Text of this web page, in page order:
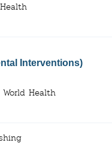
Interventions)
Health